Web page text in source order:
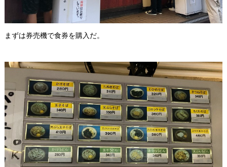
まずは券売機で食券を購入だ。